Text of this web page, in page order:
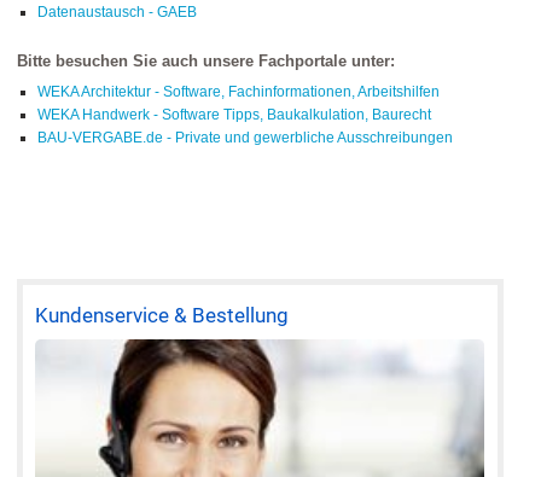
Datenaustausch - GAEB
Bitte besuchen Sie auch unsere Fachportale unter:
WEKA Architektur - Software, Fachinformationen, Arbeitshilfen
WEKA Handwerk - Software Tipps, Baukalkulation, Baurecht
BAU-VERGABE.de - Private und gewerbliche Ausschreibungen
Kundenservice & Bestellung